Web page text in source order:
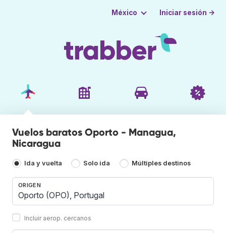
México Iniciar sesión →
Vuelos baratos Oporto - Managua,
Nicaragua
Ida y vuelta Solo ida Múltiples destinos
ORIGEN
Incluir aerop. cercanos